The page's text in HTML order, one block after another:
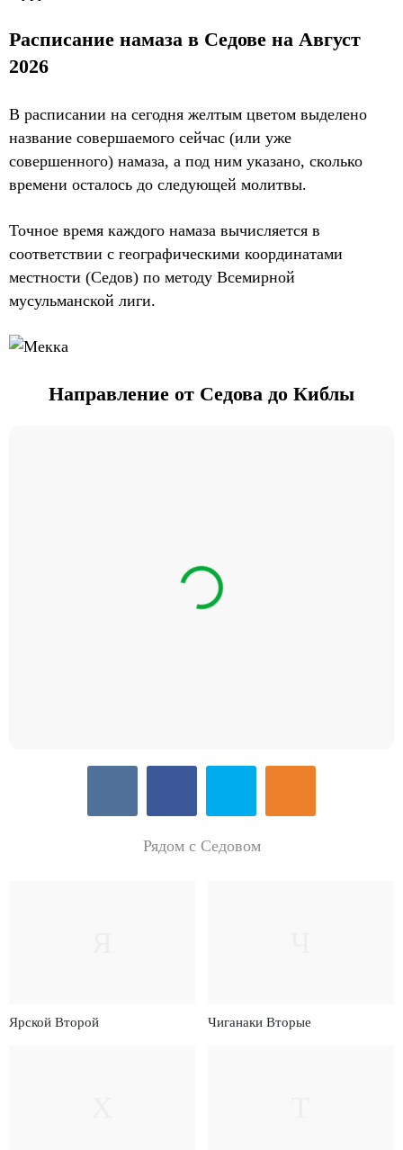
Расписание намаза в Седове на Август
2026
В расписании на сегодня желтым цветом выделено
название совершаемого сейчас (или уже
совершенного) намаза, а под ним указано, сколько
времени осталось до следующей молитвы.
Точное время каждого намаза вычисляется в
соответствии с географическими координатами
местности (Седов) по методу Всемирной
мусульманской лиги.
Направление от Седова до Киблы
Рядом с Седовом
Ярской Второй Чиганаки Вторые